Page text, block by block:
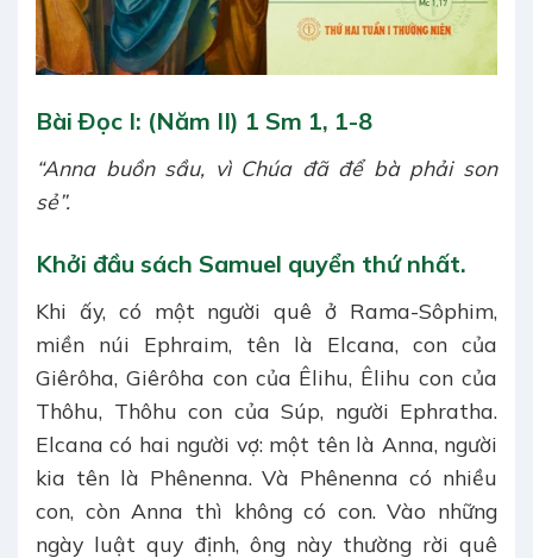
Bài Ðọc I: (Năm II) 1 Sm 1, 1-8
“Anna buồn sầu, vì Chúa đã để bà phải son
sẻ”.
Khởi đầu sách Samuel quyển thứ nhất.
Khi ấy, có một người quê ở Rama-Sôphim,
miền núi Ephraim, tên là Elcana, con của
Giêrôha, Giêrôha con của Êlihu, Êlihu con của
Thôhu, Thôhu con của Súp, người Ephratha.
Elcana có hai người vợ: một tên là Anna, người
kia tên là Phênenna. Và Phênenna có nhiều
con, còn Anna thì không có con. Vào những
ngày luật quy định, ông này thường rời quê